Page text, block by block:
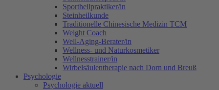
Sportheilpraktiker/in
Steinheilkunde
Traditionelle Chinesische Medizin TCM
Weight Coach
Well-Aging-Berater/in
Wellness- und Naturkosmetiker
Wellnesstrainer/in
Wirbelsäulentherapie nach Dorn und Breuß
Psychologie
Psychologie aktuell